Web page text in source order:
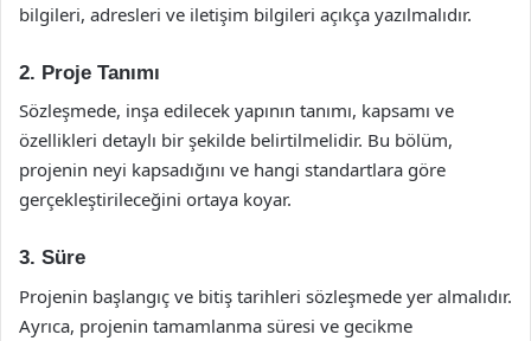
bilgileri, adresleri ve iletişim bilgileri açıkça yazılmalıdır.
2. Proje Tanımı
Sözleşmede, inşa edilecek yapının tanımı, kapsamı ve
özellikleri detaylı bir şekilde belirtilmelidir. Bu bölüm,
projenin neyi kapsadığını ve hangi standartlara göre
gerçekleştirileceğini ortaya koyar.
3. Süre
Projenin başlangıç ve bitiş tarihleri sözleşmede yer almalıdır.
Ayrıca, projenin tamamlanma süresi ve gecikme